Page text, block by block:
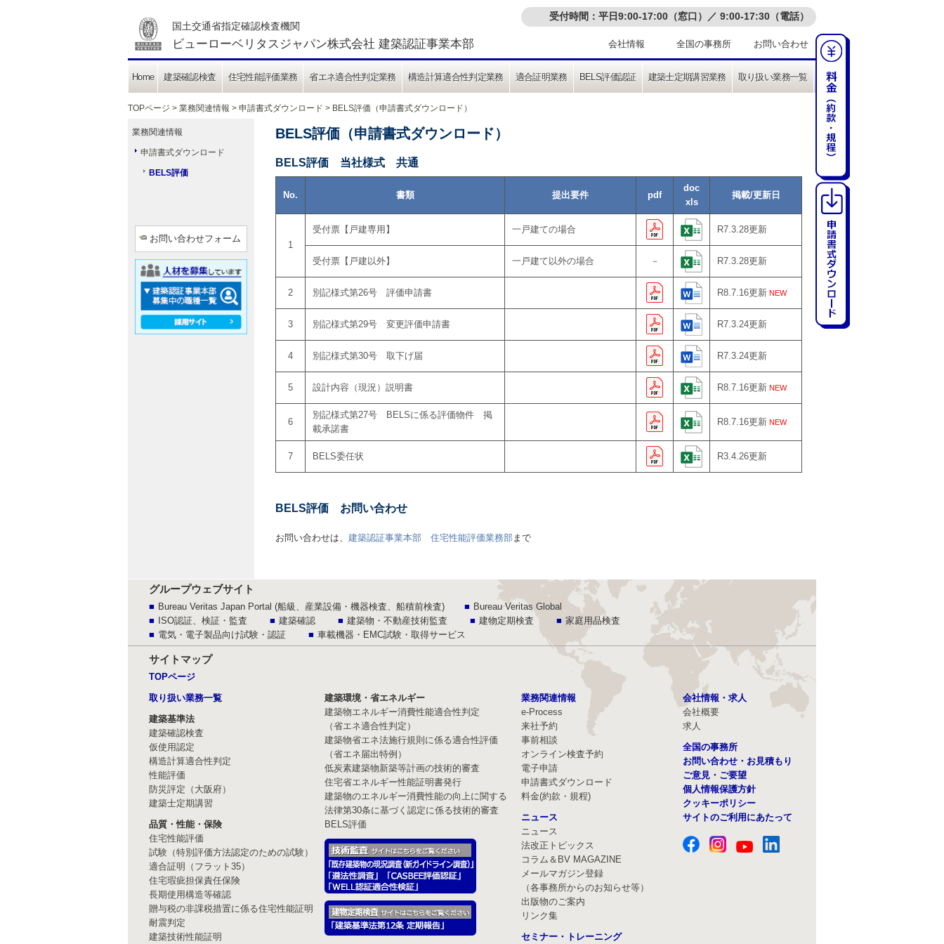
国土交通省指定確認検査機関
ビューローベリタスジャパン株式会社 建築認証事業本部
受付時間：平日9:00-17:00（窓口）／ 9:00-17:30（電話）
会社情報 全国の事務所 お問い合わせ
Home 建築確認検査 住宅性能評価業務 省エネ適合性判定業務 構造計算適合性判定業務 適合証明業務 BELS評価認証 建築士定期講習業務 取り扱い業務一覧
TOPページ > 業務関連情報 > 申請書式ダウンロード > BELS評価（申請書式ダウンロード）
業務関連情報
申請書式ダウンロード
BELS評価
お問い合わせフォーム
BELS評価（申請書式ダウンロード）
BELS評価 当社様式 共通
No. 書類 提出要件 pdf
doc
xls
掲載/更新日
1
受付票【戸建専用】 一戸建ての場合 R7.3.28更新
受付票【戸建以外】 一戸建て以外の場合 － R7.3.28更新
2 別記様式第26号 評価申請書 R8.7.16更新 NEW
3 別記様式第29号 変更評価申請書 R7.3.24更新
4 別記様式第30号 取下げ届 R7.3.24更新
5 設計内容（現況）説明書 R8.7.16更新 NEW
6
別記様式第27号 BELSに係る評価物件 掲
載承諾書
R8.7.16更新 NEW
7 BELS委任状 R3.4.26更新
BELS評価 お問い合わせ
お問い合わせは、 建築認証事業本部 住宅性能評価業務部まで
グループウェブサイト
Bureau Veritas Japan Portal (船級、産業設備・機器検査、船積前検査)
Bureau Veritas Global
ISO認証、検証・監査
建築確認 建築物・不動産技術監査 建物定期検査
家庭用品検査
電気・電子製品向け試験・認証
車載機器・EMC試験・取得サービス
サイトマップ
TOPページ
取り扱い業務一覧
建築基準法
建築確認検査
仮使用認定
構造計算適合性判定
性能評価
防災評定（大阪府）
建築士定期講習
品質・性能・保険
住宅性能評価
試験（特別評価方法認定のための試験）
適合証明（フラット35）
住宅瑕疵担保責任保険
長期使用構造等確認
贈与税の非課税措置に係る住宅性能証明
耐震判定
建築技術性能証明
建築環境・省エネルギー
建築物エネルギー消費性能適合性判定
（省エネ適合性判定）
建築物省エネ法施行規則に係る適合性評価
（省エネ届出特例）
低炭素建築物新築等計画の技術的審査
住宅省エネルギー性能証明書発行
建築物のエネルギー消費性能の向上に関する
法律第30条に基づく認定に係る技術的審査
BELS評価
業務関連情報
e-Process
来社予約
事前相談
オンライン検査予約
電子申請
申請書式ダウンロード
料金(約款・規程)
ニュース
ニュース
法改正トピックス
コラム＆BV MAGAZINE
メールマガジン登録
（各事務所からのお知らせ等）
出版物のご案内
リンク集
セミナー・トレーニング
会社情報・求人
会社概要
求人
全国の事務所
お問い合わせ・お見積もり
ご意見・ご要望
個人情報保護方針
クッキーポリシー
サイトのご利用にあたって